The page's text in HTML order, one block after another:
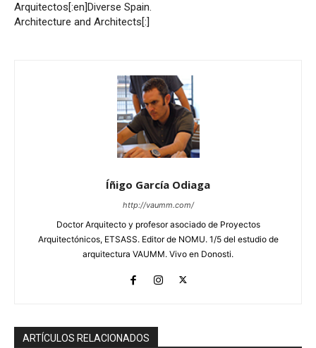
Arquitectos[:en]Diverse Spain.
Architecture and Architects[:]
Íñigo García Odiaga
http://vaumm.com/
Doctor Arquitecto y profesor asociado de Proyectos
Arquitectónicos, ETSASS. Editor de NOMU. 1/5 del estudio de
arquitectura VAUMM. Vivo en Donosti.
ARTÍCULOS RELACIONADOS